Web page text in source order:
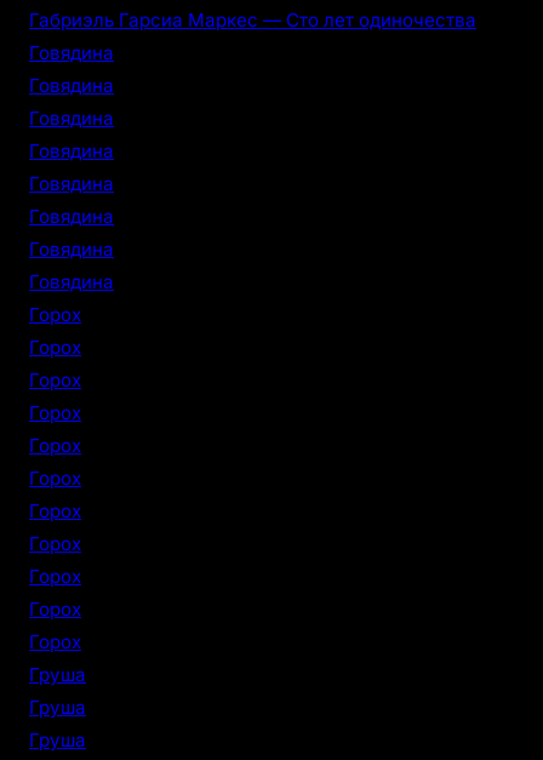
Габриэль Гарсиа Маркес — Сто лет одиночества
Говядина
Говядина
Говядина
Говядина
Говядина
Говядина
Говядина
Говядина
Горох
Горох
Горох
Горох
Горох
Горох
Горох
Горох
Горох
Горох
Горох
Груша
Груша
Груша